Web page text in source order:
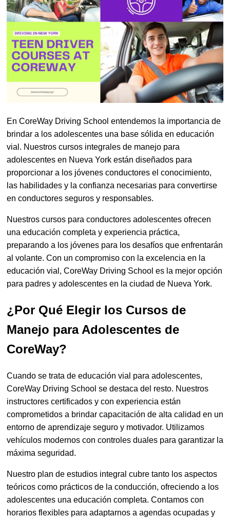
En CoreWay Driving School entendemos la importancia de
brindar a los adolescentes una base sólida en educación
vial. Nuestros cursos integrales de manejo para
adolescentes en Nueva York están diseñados para
proporcionar a los jóvenes conductores el conocimiento,
las habilidades y la confianza necesarias para convertirse
en conductores seguros y responsables.
Nuestros cursos para conductores adolescentes ofrecen
una educación completa y experiencia práctica,
preparando a los jóvenes para los desafíos que enfrentarán
al volante. Con un compromiso con la excelencia en la
educación vial, CoreWay Driving School es la mejor opción
para padres y adolescentes en la ciudad de Nueva York.
¿Por Qué Elegir los Cursos de
Manejo para Adolescentes de
CoreWay?
Cuando se trata de educación vial para adolescentes,
CoreWay Driving School se destaca del resto. Nuestros
instructores certificados y con experiencia están
comprometidos a brindar capacitación de alta calidad en un
entorno de aprendizaje seguro y motivador. Utilizamos
vehículos modernos con controles duales para garantizar la
máxima seguridad.
Nuestro plan de estudios integral cubre tanto los aspectos
teóricos como prácticos de la conducción, ofreciendo a los
adolescentes una educación completa. Contamos con
horarios flexibles para adaptarnos a agendas ocupadas y